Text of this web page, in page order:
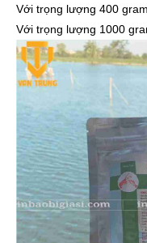
Với trọng lượng 400
Với trọng lượng 1000